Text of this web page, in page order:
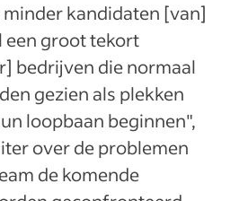
kandidaten [van]
een groot tekort
bedrijven die normaal
gezien als plekken
loopbaan beginnen",
over de problemen
de komende